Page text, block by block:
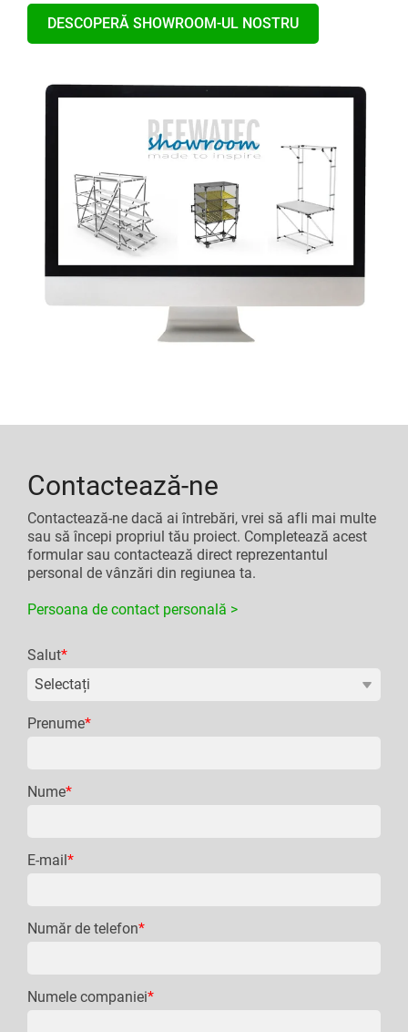
DESCOPERĂ SHOWROOM-UL NOSTRU
Contactează-ne
Contactează-ne dacă ai întrebări, vrei să afli mai multe
sau să începi propriul tău proiect. Completează acest
formular sau contactează direct reprezentantul
personal de vânzări din regiunea ta.
Persoana de contact personală >
Salut*
Prenume*
Nume*
E-mail*
Număr de telefon*
Numele companiei*